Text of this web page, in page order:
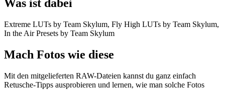
Was ist dabei
Extreme LUTs by Team Skylum, Fly High LUTs by Team Skylum,
In the Air Presets by Team Skylum
Mach Fotos wie diese
Mit den mitgelieferten RAW-Dateien kannst du ganz einfach
Retusche-Tipps ausprobieren und lernen, wie man solche Fotos